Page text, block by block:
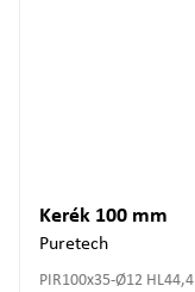
Kerék 100 mm
Puretech
PIR100x35-Ø12 HL44,4